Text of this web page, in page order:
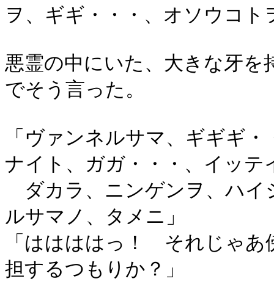
ヲ、ギギ・・・、オソウコト
悪霊の中にいた、大きな牙
でそう言った。
「ヴァンネルサマ、ギギギ
ナイト、ガガ・・・、イッテ
ダカラ、ニンゲンヲ、ハイ
ルサマノ、タメニ」
「ははははっ！ それじゃあ
担するつもりか？」